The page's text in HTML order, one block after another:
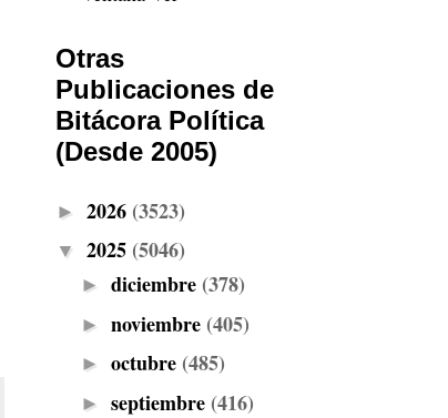
Otras
Publicaciones de
Bitácora Política
(Desde 2005)
► 2026 (3523)
▼ 2025 (5046)
► diciembre (378)
► noviembre (405)
► octubre (485)
► septiembre (416)